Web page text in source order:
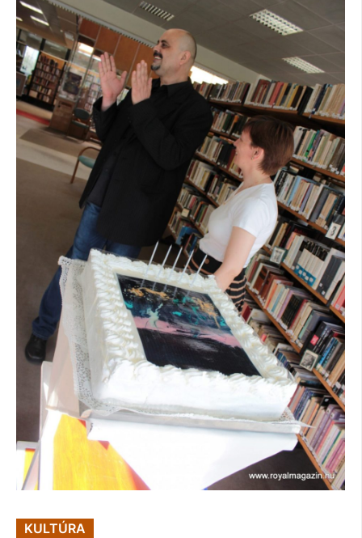
KULTÚRA